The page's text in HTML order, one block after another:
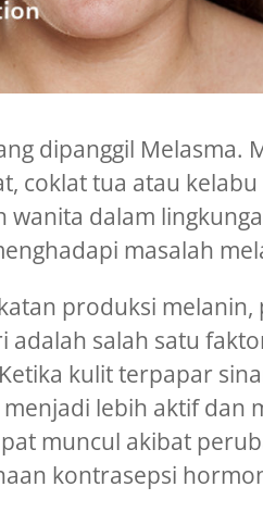
dipanggil Melasma.
coklat tua atau
dalam
masalah
produksi
salah satu
kulit terpapar
lebih aktif dan
muncul akibat
kontrasepsi